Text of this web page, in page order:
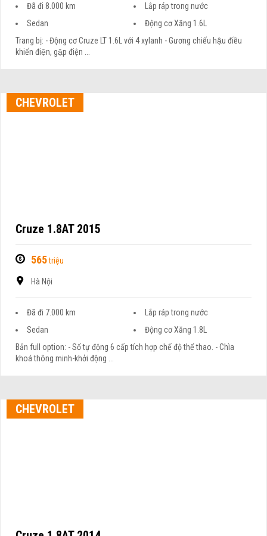
Đã đi 8.000 km
Lắp ráp trong nước
Sedan
Động cơ Xăng 1.6L
Trang bị: - Động cơ Cruze LT 1.6L với 4 xylanh - Gương chiếu hậu điều
khiển điện, gập điện ...
CHEVROLET
Cruze 1.8AT 2015
565triệu
Hà Nội
Đã đi 7.000 km
Lắp ráp trong nước
Sedan
Động cơ Xăng 1.8L
Bản full option: - Số tự động 6 cấp tích hợp chế độ thể thao. - Chìa
khoá thông minh-khởi động ...
CHEVROLET